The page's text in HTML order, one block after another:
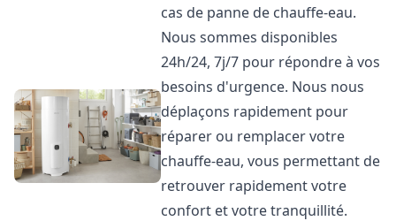
cas de panne de chauffe-eau.
Nous sommes disponibles
24h/24, 7j/7 pour répondre à vos
besoins d'urgence. Nous nous
déplaçons rapidement pour
réparer ou remplacer votre
chauffe-eau, vous permettant de
retrouver rapidement votre
confort et votre tranquillité.